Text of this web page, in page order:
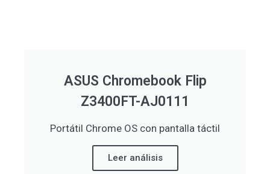
ASUS Chromebook Flip
Z3400FT-AJ0111
Portátil Chrome OS con pantalla táctil
Leer análisis